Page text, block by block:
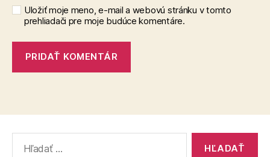
Uložiť moje meno, e-mail a webovú stránku v tomto
prehliadači pre moje budúce komentáre.